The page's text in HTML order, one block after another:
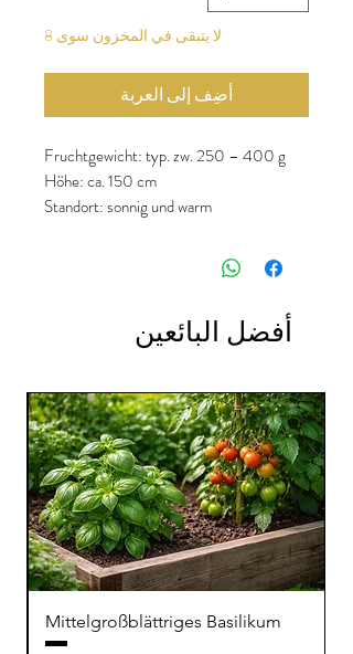
لا يتبقى في المخزون سوى 8
أضِف إلى العربة
Fruchtgewicht: typ. zw. 250 – 400 g
Höhe: ca. 150 cm
Standort: sonnig und warm
Aussaat im Freien: ab Mitte Mai
Geschmack: fleischig, saftig, mild
أفضل البائعين
Mittelgroßblättriges Basilikum